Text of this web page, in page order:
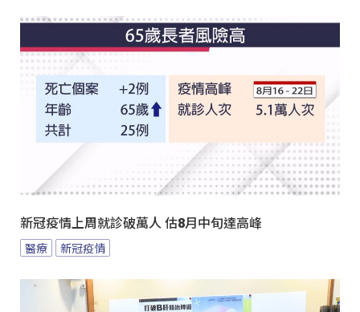
新冠疫情上周就診破萬人 估8月中旬達高峰
醫療 新冠疫情